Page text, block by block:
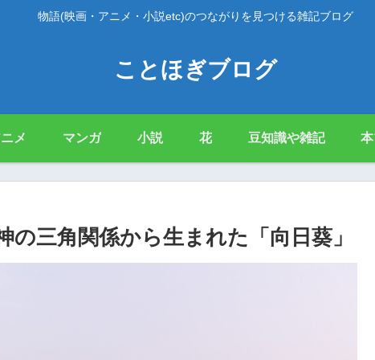
物語(映画・アニメ・小説etc)のつながりを見つける雑記ブログ
ことほぎブログ
メ マンガ 小説 花 豆知識や雑記
の三角関係から生まれた「向日葵」